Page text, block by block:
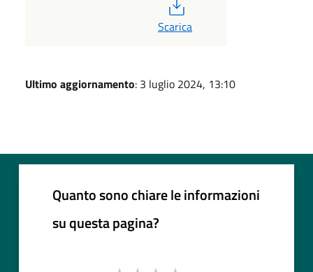
Scarica
Ultimo aggiornamento: 3 luglio 2024, 13:10
Quanto sono chiare le informazioni
su questa pagina?